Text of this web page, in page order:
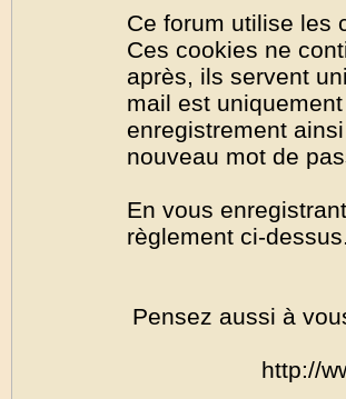
Ce forum utilise les
Ces cookies ne
après, ils servent
mail est
enregistrement
nouveau mot de
En vous
règlement ci-dessus.
Pensez aussi à
http://